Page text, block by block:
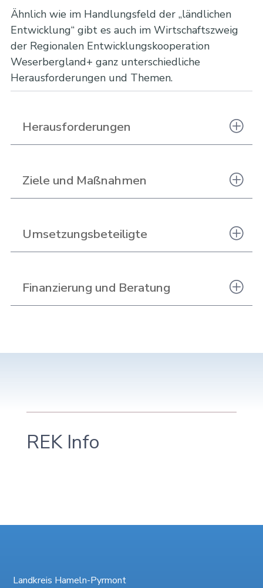
Ähnlich wie im Handlungsfeld der „ländlichen
Entwicklung“ gibt es auch im Wirtschaftszweig
der Regionalen Entwicklungskooperation
Weserbergland+ ganz unterschiedliche
Herausforderungen und Themen.
Herausforderungen
Ziele und Maßnahmen
Umsetzungsbeteiligte
Finanzierung und Beratung
REK Info
Landkreis Hameln-Pyrmont